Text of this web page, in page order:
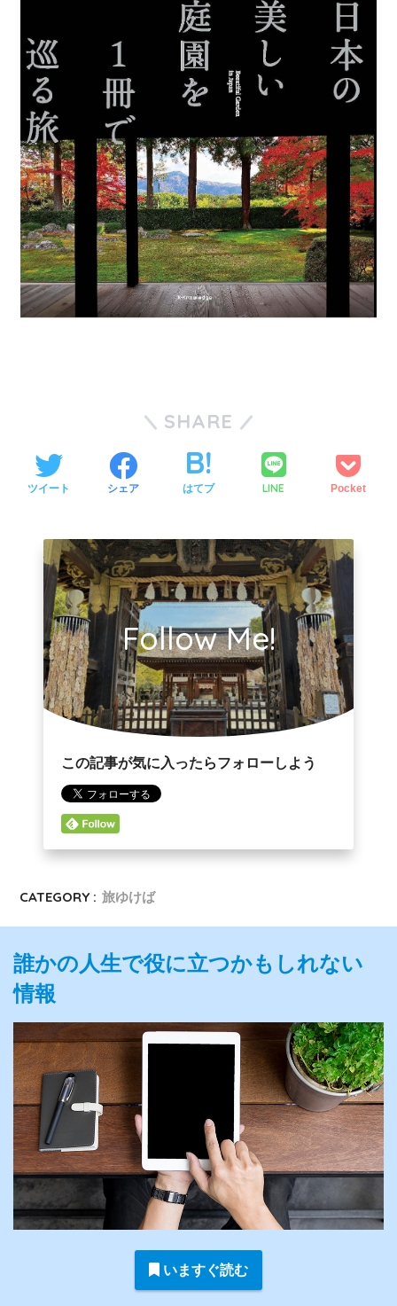
SHARE
ツイート シェア はてブ LINE Pocket
Follow Me!
この記事が気に入ったらフォローしよう
CATEGORY : 旅ゆけば
誰かの人生で役に立つかもしれない
情報
いますぐ読む